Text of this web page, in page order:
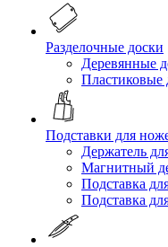
Разделочные доски
Деревянные
Пластиковые
Подставки для
Держатель
Магнитный
Подставка
Подставка